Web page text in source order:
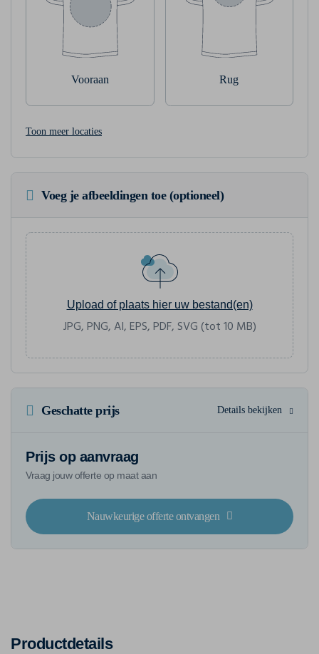
Vooraan Rug
Toon meer locaties
Voeg je afbeeldingen toe (optioneel)
Upload of plaats hier uw bestand(en)
JPG, PNG, AI, EPS, PDF, SVG (tot 10 MB)
Geschatte prijs Details bekijken
Prijs op aanvraag
Vraag jouw offerte op maat aan
Nauwkeurige offerte ontvangen
Productdetails